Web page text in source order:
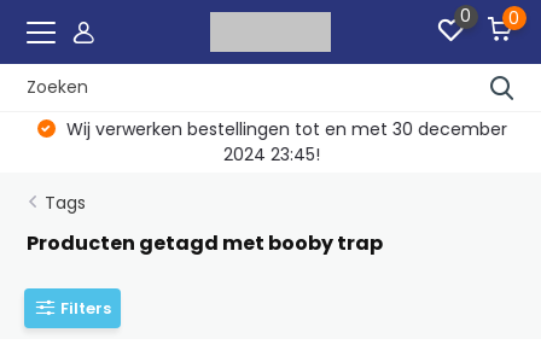
0 0
Wij verwerken bestellingen tot en met 30 december
2024 23:45!
Tags
Producten getagd met booby trap
Filters